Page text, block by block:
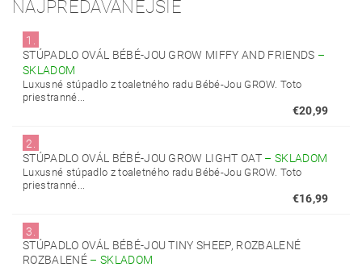
NAJPREDÁVANEJŠIE
1.
STÚPADLO OVÁL BÉBÉ-JOU GROW MIFFY AND FRIENDS –
SKLADOM
Luxusné stúpadlo z toaletného radu Bébé-Jou GROW. Toto
priestranné...
€20,99
2.
STÚPADLO OVÁL BÉBÉ-JOU GROW LIGHT OAT – SKLADOM
Luxusné stúpadlo z toaletného radu Bébé-Jou GROW. Toto
priestranné...
€16,99
3.
STÚPADLO OVÁL BÉBÉ-JOU TINY SHEEP, ROZBALENÉ
ROZBALENÉ – SKLADOM